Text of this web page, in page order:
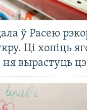
ў Расею
Ці хопіць
ня вырастуць